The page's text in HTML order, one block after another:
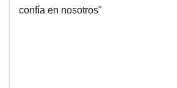
confía en nosotros"